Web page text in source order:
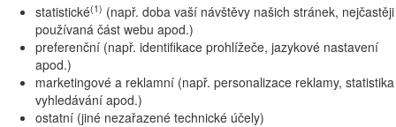
statistické(1) (např. doba vaší návštěvy našich stránek, nejčastěji
používaná část webu apod.)
preferenční (např. identifikace prohlížeče, jazykové nastavení
apod.)
marketingové a reklamní (např. personalizace reklamy, statistika
vyhledávání apod.)
ostatní (jiné nezařazené technické účely)